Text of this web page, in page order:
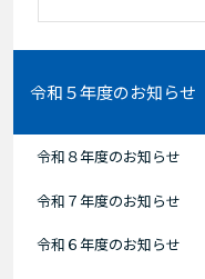
令和５年度のお知らせ
令和８年度のお知らせ
令和７年度のお知らせ
令和６年度のお知らせ